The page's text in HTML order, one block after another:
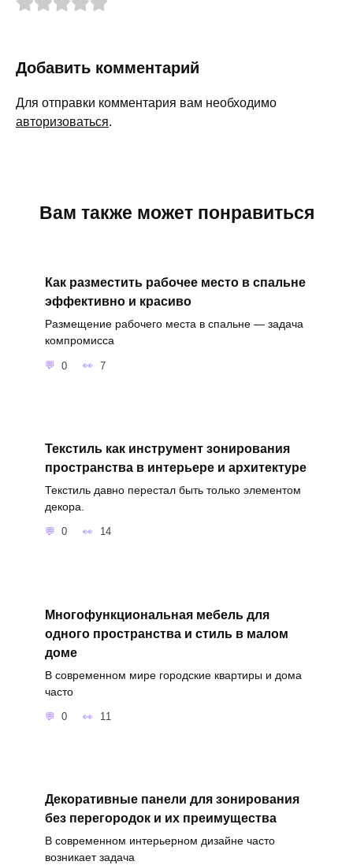
Добавить комментарий
Для отправки комментария вам необходимо
авторизоваться.
Вам также может понравиться
Как разместить рабочее место в спальне
эффективно и красиво
Размещение рабочего места в спальне — задача
компромисса
0 7
Текстиль как инструмент зонирования
пространства в интерьере и архитектуре
Текстиль давно перестал быть только элементом
декора.
0 14
Многофункциональная мебель для
одного пространства и стиль в малом
доме
В современном мире городские квартиры и дома
часто
0 11
Декоративные панели для зонирования
без перегородок и их преимущества
В современном интерьерном дизайне часто
возникает задача